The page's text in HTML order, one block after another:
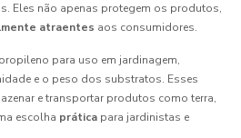
Eles não apenas protegem os produtos,
atraentes aos consumidores.
para uso em jardinagem,
e o peso dos substratos. Esses
e transportar produtos como terra,
escolha prática para jardinistas e